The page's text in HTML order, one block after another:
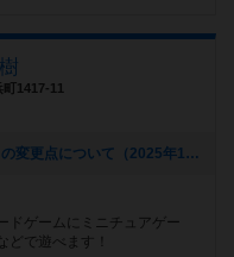
1417-11
[NEW] 年末年始の休業日及び2026年からの変更点について（2025年11月19日 15時50分）
ドゲームにミニチュアゲー
で遊べます！